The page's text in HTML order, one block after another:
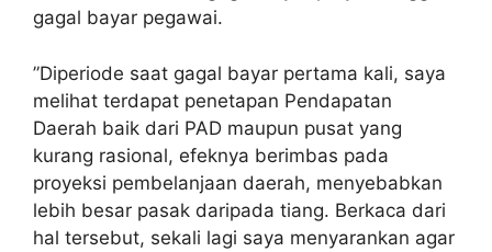
gagal bayar pegawai.
”Diperiode saat gagal bayar pertama kali, saya
melihat terdapat penetapan Pendapatan
Daerah baik dari PAD maupun pusat yang
kurang rasional, efeknya berimbas pada
proyeksi pembelanjaan daerah, menyebabkan
lebih besar pasak daripada tiang. Berkaca dari
hal tersebut, sekali lagi saya menyarankan agar